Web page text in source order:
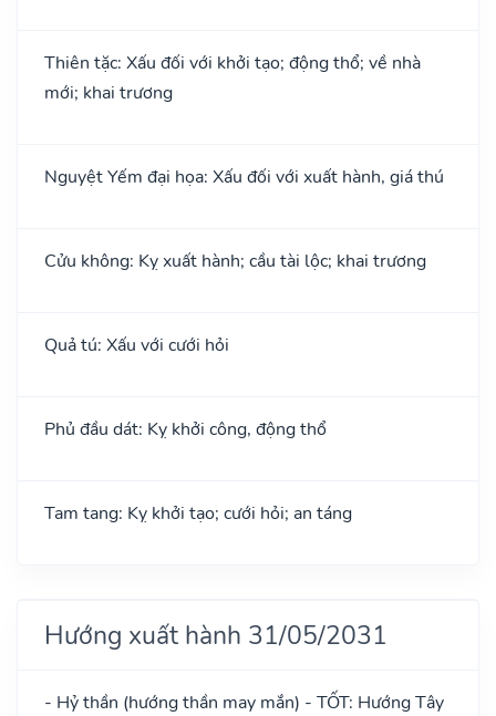
Thiên tặc: Xấu đối với khởi tạo; động thổ; về nhà
mới; khai trương
Nguyệt Yếm đại họa: Xấu đối với xuất hành, giá thú
Cửu không: Kỵ xuất hành; cầu tài lộc; khai trương
Quả tú: Xấu với cưới hỏi
Phủ đầu dát: Kỵ khởi công, động thổ
Tam tang: Kỵ khởi tạo; cưới hỏi; an táng
Hướng xuất hành 31/05/2031
- Hỷ thần (hướng thần may mắn) - TỐT: Hướng Tây